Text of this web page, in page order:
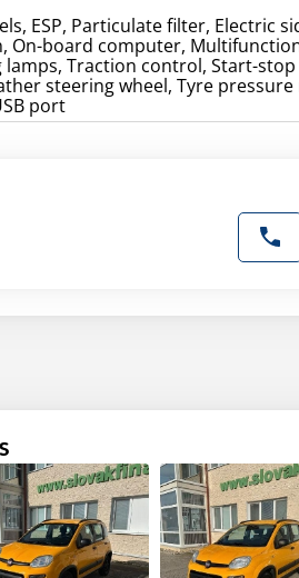
ESP, Particulate filter, Electric
On-board computer,
lamps, Traction control, Start-
steering wheel, Tyre
port